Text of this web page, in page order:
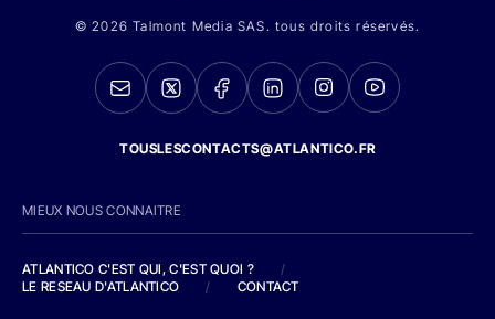
© 2026 Talmont Media SAS. tous droits réservés.
TOUSLESCONTACTS@ATLANTICO.FR
MIEUX NOUS CONNAITRE
ATLANTICO C'EST QUI, C'EST QUOI ?
/
LE RESEAU D'ATLANTICO
/ CONTACT